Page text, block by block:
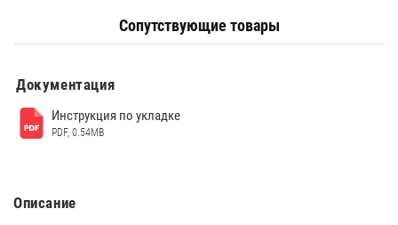
Сопутствующие товары
Документация
Инструкция по укладке
PDF, 0.54MB
Описание